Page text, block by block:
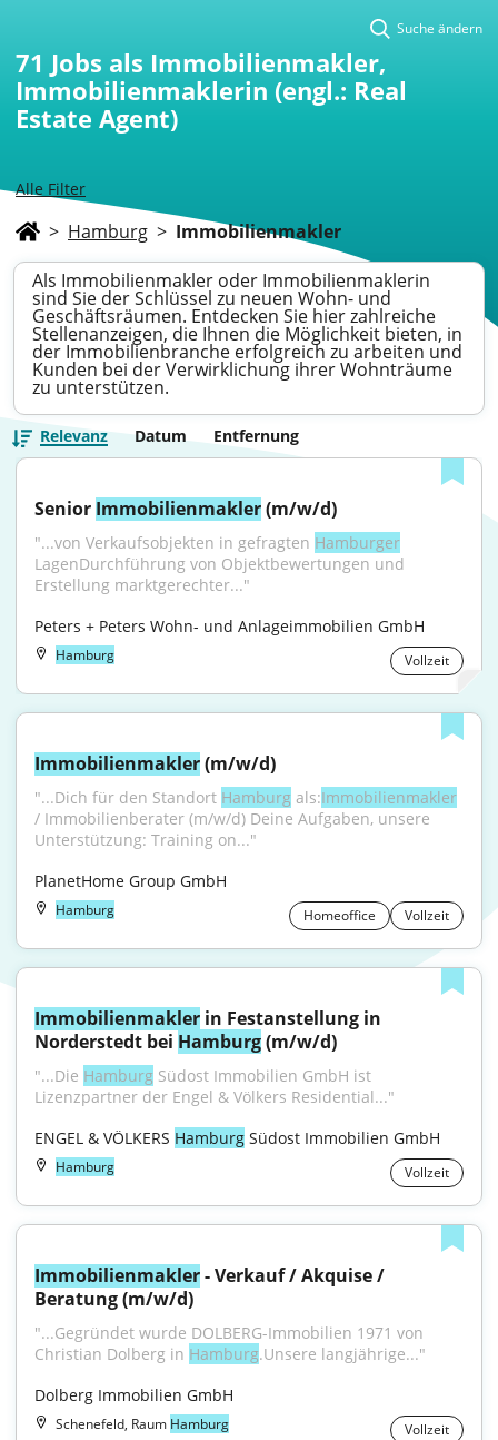
Alle Filter
Suche ändern
71 Jobs als Immobilienmakler,
Immobilienmaklerin (engl.: Real
Estate Agent)
> Hamburg > Immobilienmakler
Als Immobilienmakler oder Immobilienmaklerin
sind Sie der Schlüssel zu neuen Wohn- und
Geschäftsräumen. Entdecken Sie hier zahlreiche
Stellenanzeigen, die Ihnen die Möglichkeit bieten, in
der Immobilienbranche erfolgreich zu arbeiten und
Kunden bei der Verwirklichung ihrer Wohnträume
zu unterstützen.
Relevanz Datum Entfernung
Senior Immobilienmakler (m/w/d)
"...von Verkaufsobjekten in gefragten Hamburger
LagenDurchführung von Objektbewertungen und
Erstellung marktgerechter..."
Peters + Peters Wohn- und Anlageimmobilien GmbH
Hamburg Vollzeit
Immobilienmakler (m/w/d)
"...Dich für den Standort Hamburg als:Immobilienmakler
/ Immobilienberater (m/w/d) Deine Aufgaben, unsere
Unterstützung: Training on..."
PlanetHome Group GmbH
Hamburg Homeoffice Vollzeit
Immobilienmakler in Festanstellung in
Norderstedt bei Hamburg (m/w/d)
"...Die Hamburg Südost Immobilien GmbH ist
Lizenzpartner der Engel & Völkers Residential..."
ENGEL & VÖLKERS Hamburg Südost Immobilien GmbH
Hamburg Vollzeit
Immobilienmakler - Verkauf / Akquise /
Beratung (m/w/d)
"...Gegründet wurde DOLBERG-Immobilien 1971 von
Christian Dolberg in Hamburg.Unsere langjährige..."
Dolberg Immobilien GmbH
Schenefeld, Raum Hamburg Vollzeit